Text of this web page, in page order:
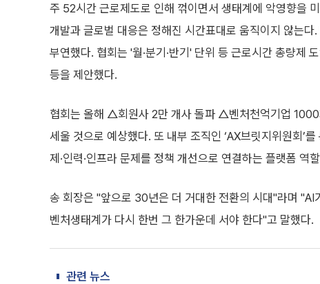
주 52시간 근로제도로 인해 꺾이면서 생태계에 악영향을
개발과 글로벌 대응은 정해진 시간표대로 움직이지 않는
부연했다. 협회는 '월·분기·반기' 단위 등 근로시간 총량제
등을 제안했다.
협회는 올해 △회원사 2만 개사 돌파 △벤처천억기업
세울 것으로 예상했다. 또 내부 조직인 ‘AX브릿지위원회’
제·인력·인프라 문제를 정책 개선으로 연결하는 플랫폼 역
송 회장은 "앞으로 30년은 더 거대한 전환의 시대"라며
벤처생태계가 다시 한번 그 한가운데 서야 한다"고 말했다.
관련 뉴스